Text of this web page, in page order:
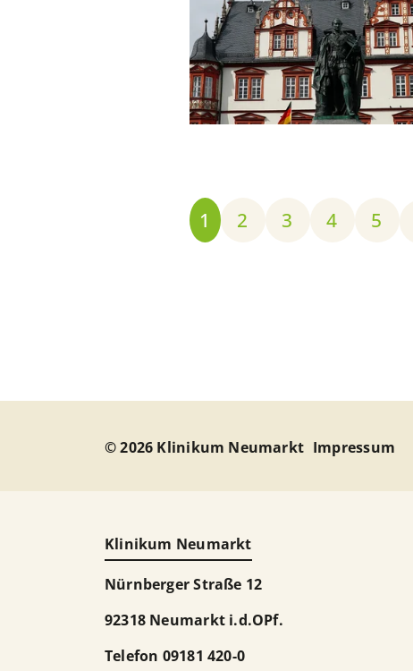
1 2 3 4 5
© 2026 Klinikum Neumarkt Impressum
Klinikum Neumarkt
Nürnberger Straße 12
92318 Neumarkt i.d.OPf.
Telefon 09181 420-0